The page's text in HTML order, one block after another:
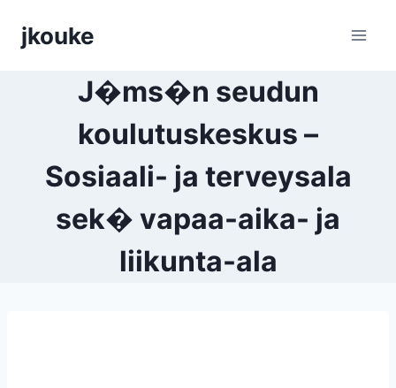
sisältöön
jkouke
J�ms�n seudun
koulutuskeskus –
Sosiaali- ja terveysala
sek� vapaa-aika- ja
liikunta-ala